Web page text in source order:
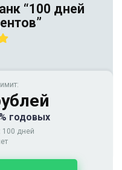
“100 дней
годовых
100 дней